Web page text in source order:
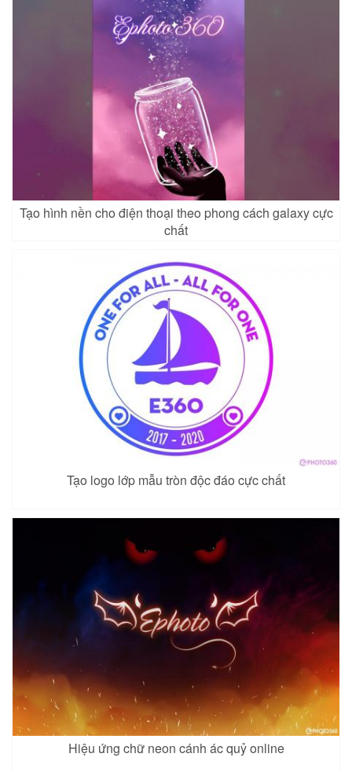
Tạo hình nền cho điện thoại theo phong cách galaxy cực
chất
Tạo logo lớp mẫu tròn độc đáo cực chất
Hiệu ứng chữ neon cánh ác quỷ online